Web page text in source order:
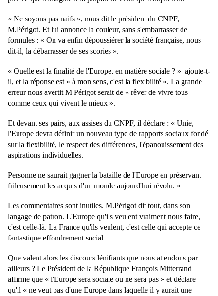
« Ne soyons pas naifs », nous dit le président du CNPF,
M.Périgot. Et lui annonce la couleur, sans s'embarrasser de
formules : « On va enfin dépoussiérer la société française, nous
dit-il, la débarrasser de ses scories ».
« Quelle est la finalité de l'Europe, en matière sociale ? », ajoute-t-
il, et la réponse est « à mon sens, c'est la flexibilité ». La grande
erreur nous avertit M.Périgot serait de « rêver de vivre tous
comme ceux qui vivent le mieux ».
Et devant ses pairs, aux assises du CNPF, il déclare : « Unie,
l'Europe devra définir un nouveau type de rapports sociaux fondé
sur la flexibilité, le respect des différences, l'épanouissement des
aspirations individuelles.
Personne ne saurait gagner la bataille de l'Europe en préservant
frileusement les acquis d'un monde aujourd'hui révolu. »
Les commentaires sont inutiles. M.Périgot dit tout, dans son
langage de patron. L'Europe qu'ils veulent vraiment nous faire,
c'est celle-là. La France qu'ils veulent, c'est celle qui accepte ce
fantastique effondrement social.
Que valent alors les discours lénifiants que nous attendons par
ailleurs ? Le Président de la République François Mitterrand
affirme que « l'Europe sera sociale ou ne sera pas » et déclare
qu'il « ne veut pas d'une Europe dans laquelle il y aurait une